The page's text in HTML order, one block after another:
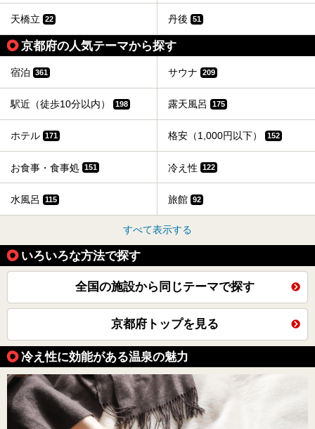
天橋立 22 丹後 51
京都府の人気テーマから探す
宿泊 361 サウナ 209
駅近（徒歩10分以内） 198 露天風呂 175
ホテル 171 格安（1,000円以下） 152
お食事・食事処 151 冷え性 122
水風呂 115 旅館 92
すべて表示する
いろいろな方法で探す
全国の施設から同じテーマで探す
京都府トップを見る
冷え性に効能がある温泉の魅力